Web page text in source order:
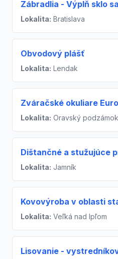
Zábradlia - Výplň sklo
Lokalita: Bratislava
Obvodový plášť
Lokalita: Lendak
Zváračské okuliare
Lokalita: Oravský podzámok
Dištančné a stužujúce
Lokalita: Jamník
Kovovýroba v oblasti
Lokalita: Veľká nad Ipľom
Lisovanie -